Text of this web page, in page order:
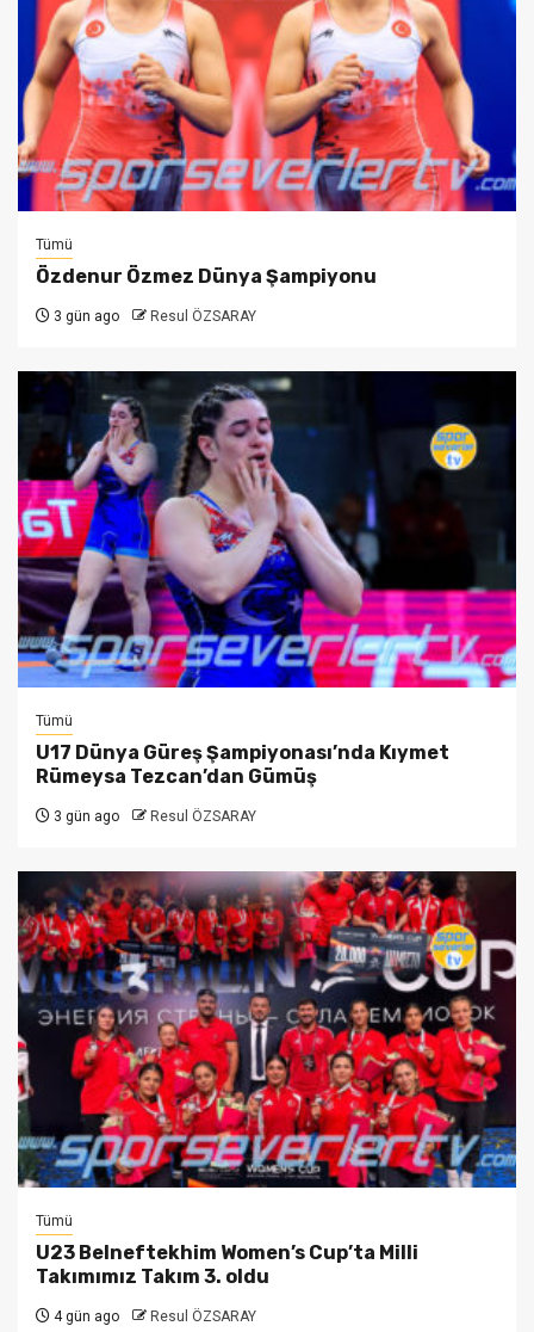
Tümü
Özdenur Özmez Dünya Şampiyonu
3 gün ago Resul ÖZSARAY
Tümü
U17 Dünya Güreş Şampiyonası’nda Kıymet
Rümeysa Tezcan’dan Gümüş
3 gün ago Resul ÖZSARAY
Tümü
U23 Belneftekhim Women’s Cup’ta Milli
Takımımız Takım 3. oldu
4 gün ago Resul ÖZSARAY